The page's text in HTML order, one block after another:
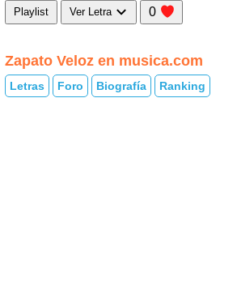
Playlist Ver Letra 0
Zapato Veloz en musica.com
Letras Foro Biografía Ranking